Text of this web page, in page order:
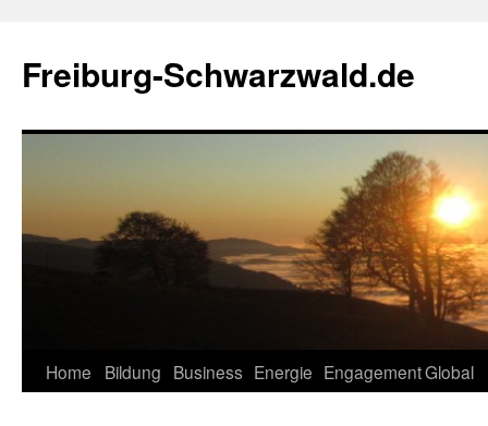
springen
Freiburg-Schwarzwald.de
Home Bildung Business Energie EngagementGlobal